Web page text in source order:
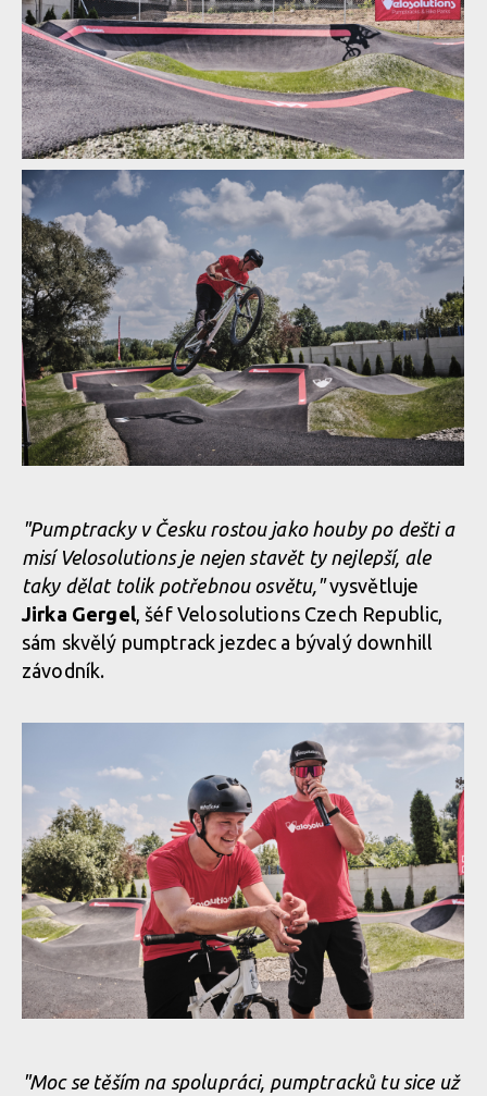
Kuba Hejl novým ambasadorem Velosolutions v ČR
Kuba Hejl novým ambasadorem Velosolutions v ČR
Kuba Hejl novým ambasadorem Velosolutions v ČR
Kuba Hejl novým ambasadorem Velosolutions v ČR
Kuba Hejl novým ambasadorem Velosolutions v ČR
Kuba Hejl novým ambasadorem Velosolutions v ČR
"Pumptracky v Česku rostou jako houby po dešti a
misí Velosolutions je nejen stavět ty nejlepší, ale
taky dělat tolik potřebnou osvětu,"vysvětluje
Jirka Gergel, šéf Velosolutions Czech Republic,
sám skvělý pumptrack jezdec a bývalý downhill
závodník.
"Moc se těším na spolupráci, pumptracků tu sice už